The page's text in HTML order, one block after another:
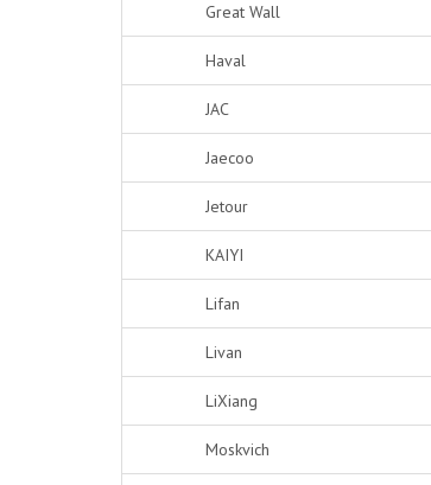
Great Wall
Haval
JAC
Jaecoo
Jetour
KAIYI
Lifan
Livan
LiXiang
Moskvich